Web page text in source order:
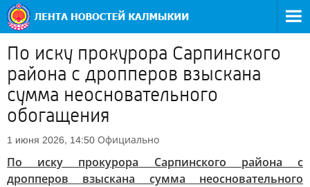
По иску прокурора Сарпинского
района с дропперов взыскана
сумма неосновательного
обогащения
1 июня 2026, 14:50 Официально
По иску прокурора Сарпинского района с
дропперов взыскана сумма неосновательного